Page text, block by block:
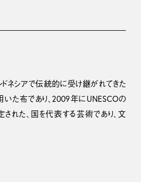
ンドネシアで伝統的に受け継がれてきた
いた布であり、2009年にUNESCOの
れた、国を代表する芸術であり、文